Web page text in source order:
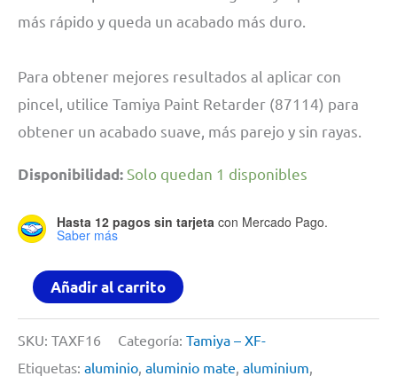
más rápido y queda un acabado más duro.
Para obtener mejores resultados al aplicar con
pincel, utilice Tamiya Paint Retarder (87114) para
obtener un acabado suave, más parejo y sin rayas.
Disponibilidad: Solo quedan 1 disponibles
Hasta 12 pagos sin tarjeta con Mercado Pago.
Saber más
Pintura
23
Ml
Añadir al carrito
SKU: TAXF16 Categoría: Tamiya – XF-
Etiquetas: aluminio aluminio mate aluminium